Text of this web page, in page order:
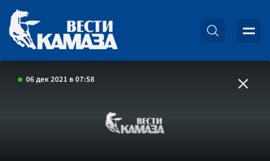
06 дек 2021 в 07:58